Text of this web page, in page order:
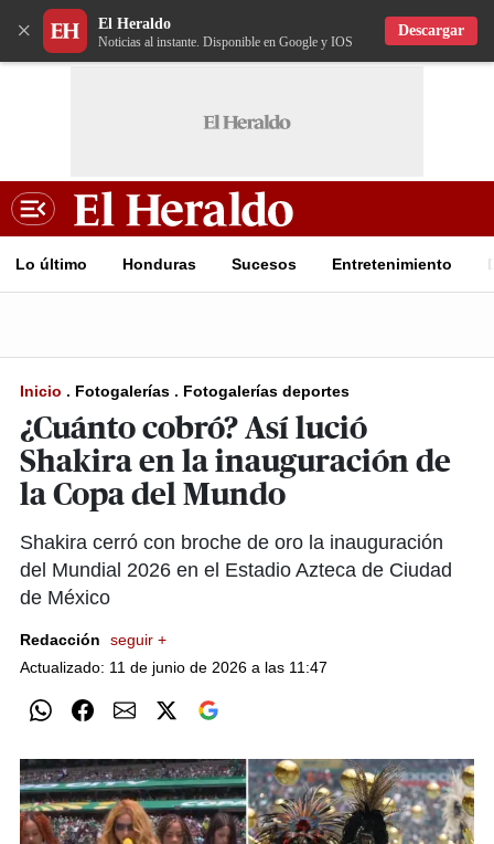
× El Heraldo
Noticias al instante. Disponible en Google y IOS
Descargar
Lo último Honduras Sucesos Entretenimiento
Inicio . Fotogalerías . Fotogalerías deportes
¿Cuánto cobró? Así lució
Shakira en la inauguración de
la Copa del Mundo
Shakira cerró con broche de oro la inauguración
del Mundial 2026 en el Estadio Azteca de Ciudad
de México
Redacción
seguir +
Actualizado: 11 de junio de 2026 a las 11:47